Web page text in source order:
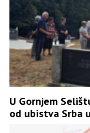
U Gornjem
od ubistva Srba